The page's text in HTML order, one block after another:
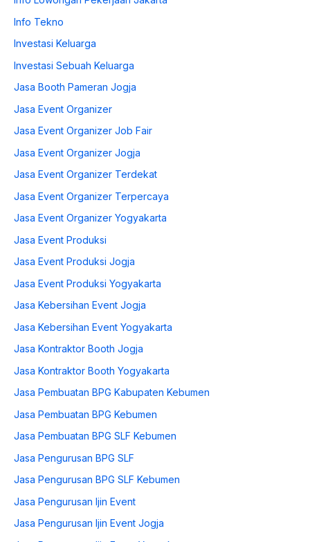
Info Tekno
Investasi Keluarga
Investasi Sebuah Keluarga
Jasa Booth Pameran Jogja
Jasa Event Organizer
Jasa Event Organizer Job Fair
Jasa Event Organizer Jogja
Jasa Event Organizer Terdekat
Jasa Event Organizer Terpercaya
Jasa Event Organizer Yogyakarta
Jasa Event Produksi
Jasa Event Produksi Jogja
Jasa Event Produksi Yogyakarta
Jasa Kebersihan Event Jogja
Jasa Kebersihan Event Yogyakarta
Jasa Kontraktor Booth Jogja
Jasa Kontraktor Booth Yogyakarta
Jasa Pembuatan BPG Kabupaten Kebumen
Jasa Pembuatan BPG Kebumen
Jasa Pembuatan BPG SLF Kebumen
Jasa Pengurusan BPG SLF
Jasa Pengurusan BPG SLF Kebumen
Jasa Pengurusan Ijin Event
Jasa Pengurusan Ijin Event Jogja